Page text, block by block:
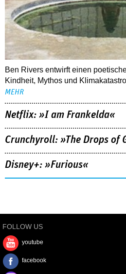
Ben Rivers entwirft einen
Kindheit, Mythos und
MEHR
Netflix: »I am Frankelda«
Crunchyroll: »The Drops of
Disney+: »Furious«
FOLLOW US
youtube
facebook